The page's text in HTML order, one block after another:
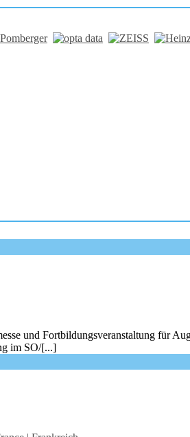
und Fortbildungsveranstaltung für
im SO/[...]